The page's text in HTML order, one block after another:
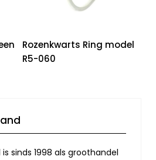
Rozenkwarts Ring model
R5-060
sinds 1998 als groothandel